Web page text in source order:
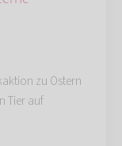
zu Ostern
Tier auf